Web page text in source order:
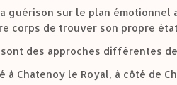
guérison sur le plan
corps de trouver son propre
des approches différentes
Chatenoy le Royal, à côté de